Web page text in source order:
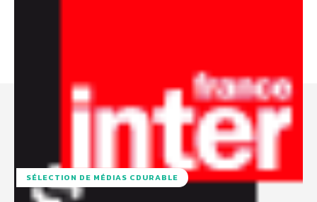
SÉLECTION DE MÉDIAS CDURABLE